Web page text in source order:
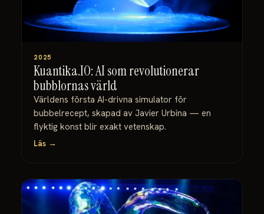
2025
Kuantika.IO: AI som revolutionerar
bubblornas värld
Världens första AI-drivna simulator för
bubbelrecept, skapad av Javier Urbina — en
flyktig konst blir exakt vetenskap.
Läs →